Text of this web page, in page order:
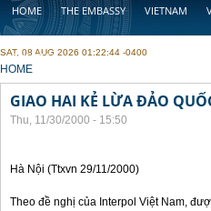
HOME THE EMBASSY VIETNAM
BUSINESS
SAT, 08 AUG 2026 01:22:44 -0400
YOU ARE HERE
HOME
GIAO HAI KẺ LỪA ĐẢO
Thu, 11/30/2000 - 15:50
Hà Nội (Ttxvn 29/11/2000)
Theo đề nghị của Interpol Việt Nam,